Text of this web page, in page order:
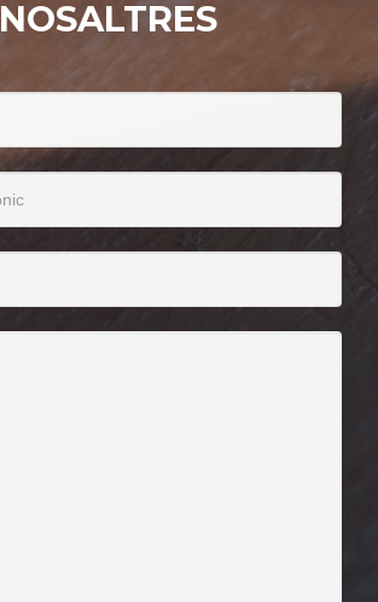
NOSALTRES